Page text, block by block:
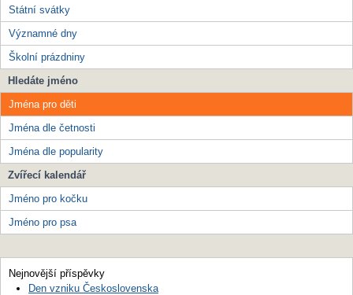
Státní svátky
Významné dny
Školní prázdniny
Hledáte jméno
Jména pro děti
Jména dle četnosti
Jména dle popularity
Zvířecí kalendář
Jméno pro kočku
Jméno pro psa
Nejnovější příspěvky
Den vzniku Československa